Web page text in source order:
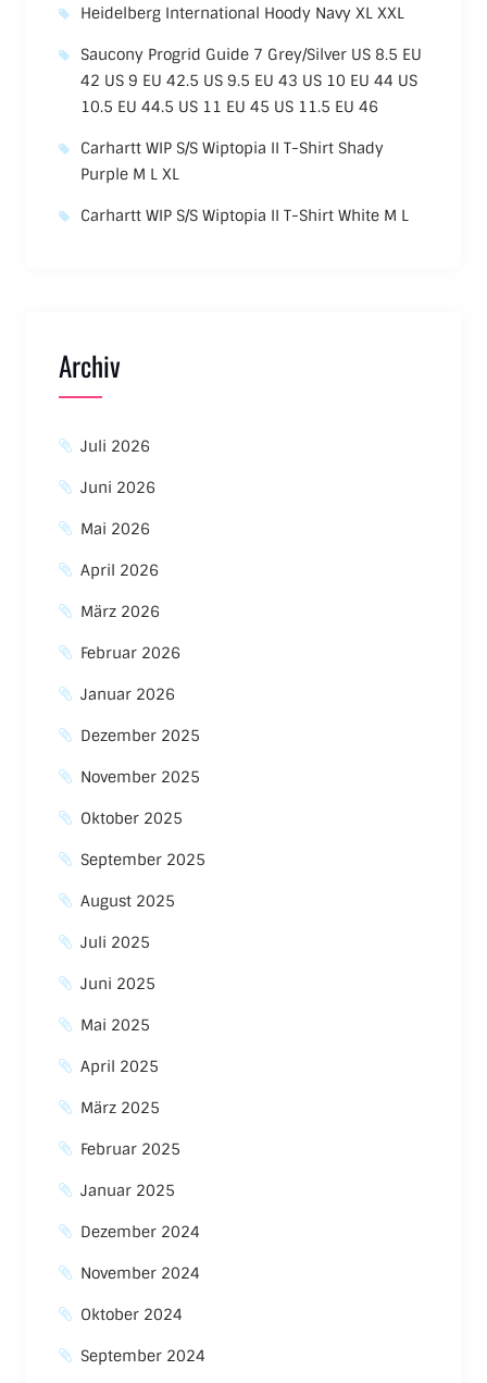
Heidelberg International Hoody Navy XL XXL
Saucony Progrid Guide 7 Grey/Silver US 8.5 EU
42 US 9 EU 42.5 US 9.5 EU 43 US 10 EU 44 US
10.5 EU 44.5 US 11 EU 45 US 11.5 EU 46
Carhartt WIP S/S Wiptopia II T-Shirt Shady
Purple M L XL
Carhartt WIP S/S Wiptopia II T-Shirt White M L
Archiv
Juli 2026
Juni 2026
Mai 2026
April 2026
März 2026
Februar 2026
Januar 2026
Dezember 2025
November 2025
Oktober 2025
September 2025
August 2025
Juli 2025
Juni 2025
Mai 2025
April 2025
März 2025
Februar 2025
Januar 2025
Dezember 2024
November 2024
Oktober 2024
September 2024